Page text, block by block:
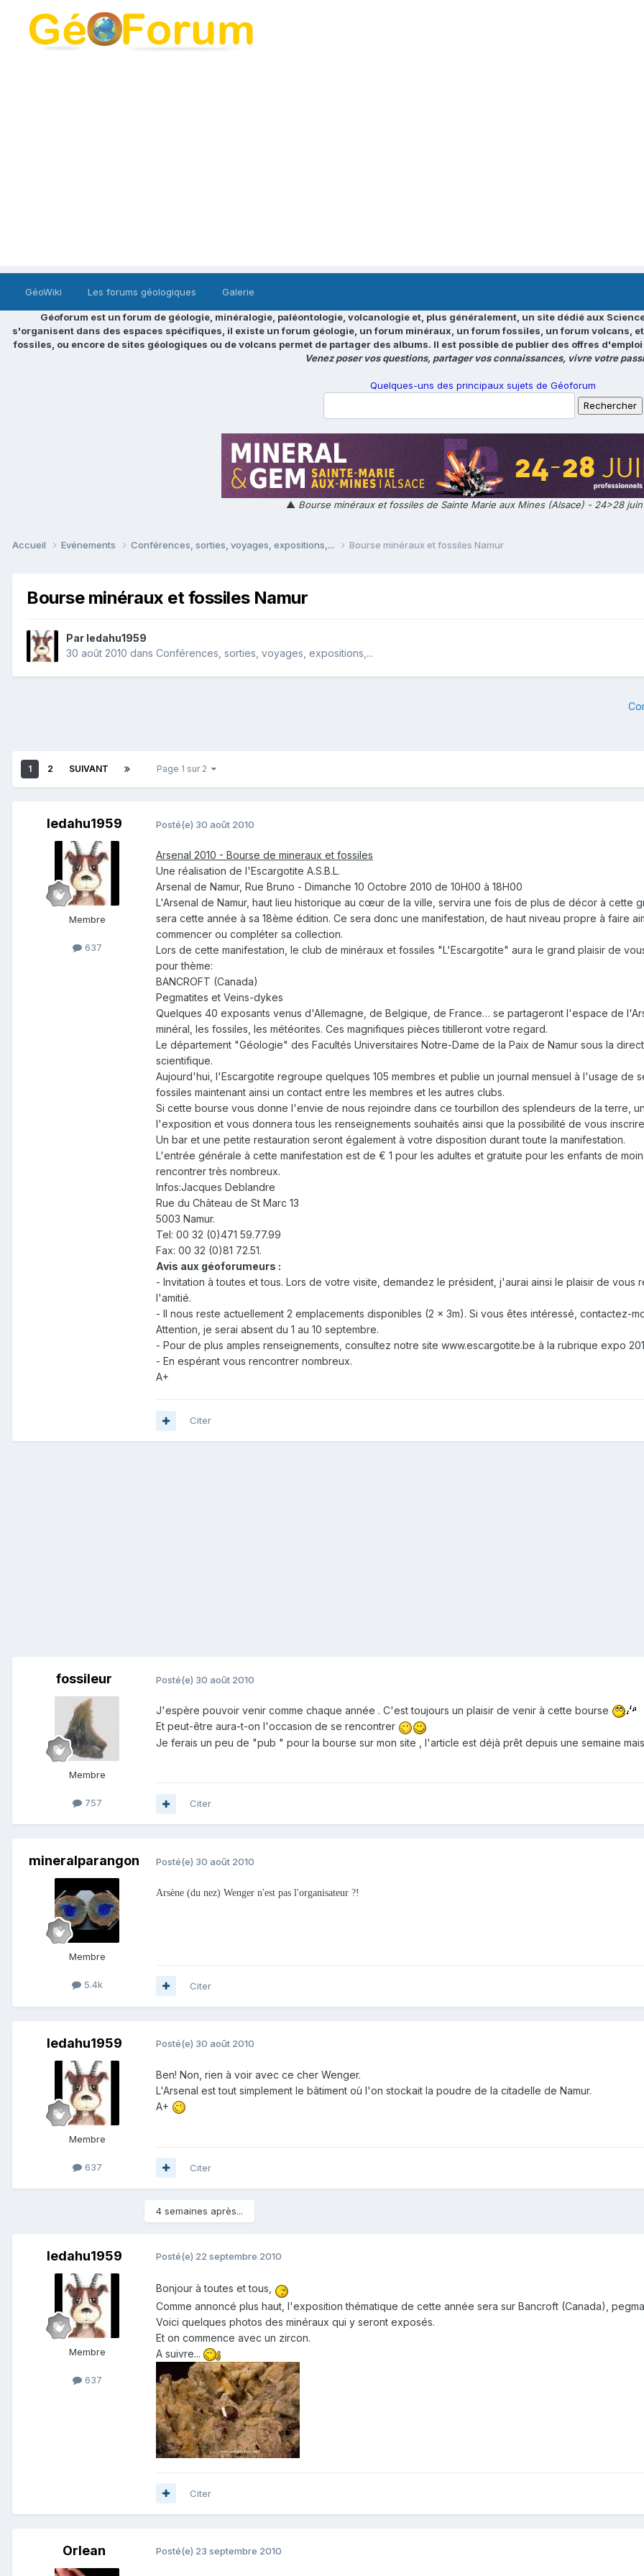
GéoWiki Les forums géologiques Galerie
Géoforum est un forum de géologie, minéralogie, paléontologie, volcanologie et, plus généralement, un site dédié aux
s'organisent dans des espaces spécifiques, il existe un forum géologie, un forum minéraux, un forum fossiles, un forum volcans,
fossiles, ou encore de sites géologiques ou de volcans permet de partager des albums. Il est possible de publier des offres
Venez poser vos questions, partager vos connaissances, vivre votre
Quelques-uns des principaux sujets de Géoforum
▲ Bourse minéraux et fossiles de Sainte Marie aux Mines (Alsace) - 24>28
Accueil Evénements Conférences, sorties, voyages, expositions,... Bourse minéraux et fossiles Namur
Bourse minéraux et fossiles Namur
Par ledahu1959
30 août 2010 dans Conférences, sorties, voyages, expositions,...
1 2 SUIVANT Page 1 sur 2
ledahu1959
Membre
637
Posté(e) 30 août 2010
Arsenal 2010 - Bourse de mineraux et fossiles
Une réalisation de l'Escargotite A.S.B.L.
Arsenal de Namur, Rue Bruno - Dimanche 10 Octobre 2010 de 10H00 à 18H00
L'Arsenal de Namur, haut lieu historique au cœur de la ville, servira une fois de plus de décor à cette
sera cette année à sa 18ème édition. Ce sera donc une manifestation, de haut niveau propre à faire
commencer ou compléter sa collection.
Lors de cette manifestation, le club de minéraux et fossiles "L'Escargotite" aura le grand plaisir de
pour thème:
BANCROFT (Canada)
Pegmatites et Veins-dykes
Quelques 40 exposants venus d'Allemagne, de Belgique, de France… se partageront l'espace de
minéral, les fossiles, les météorites. Ces magnifiques pièces titilleront votre regard.
Le département "Géologie" des Facultés Universitaires Notre-Dame de la Paix de Namur sous la
scientifique.
Aujourd'hui, l'Escargotite regroupe quelques 105 membres et publie un journal mensuel à l'usage de
fossiles maintenant ainsi un contact entre les membres et les autres clubs.
Si cette bourse vous donne l'envie de nous rejoindre dans ce tourbillon des splendeurs de la terre,
l'exposition et vous donnera tous les renseignements souhaités ainsi que la possibilité de vous
Un bar et une petite restauration seront également à votre disposition durant toute la manifestation.
L'entrée générale à cette manifestation est de € 1 pour les adultes et gratuite pour les enfants de
rencontrer très nombreux.
Infos:Jacques Deblandre
Rue du Château de St Marc 13
5003 Namur.
Tel: 00 32 (0)471 59.77.99
Fax: 00 32 (0)81 72.51.
Avis aux géoforumeurs :
- Invitation à toutes et tous. Lors de votre visite, demandez le président, j'aurai ainsi le plaisir de
l'amitié.
- Il nous reste actuellement 2 emplacements disponibles (2 x 3m). Si vous êtes intéressé, contactez-
Attention, je serai absent du 1 au 10 septembre.
- Pour de plus amples renseignements, consultez notre site www.escargotite.be à la rubrique expo
- En espérant vous rencontrer nombreux.
A+
Citer
fossileur
Membre
757
Posté(e) 30 août 2010
J'espère pouvoir venir comme chaque année . C'est toujours un plaisir de venir à cette bourse
Et peut-être aura-t-on l'occasion de se rencontrer
Je ferais un peu de "pub " pour la bourse sur mon site , l'article est déjà prêt depuis une semaine
Citer
mineralparangon
Membre
5.4k
Posté(e) 30 août 2010
Arsène (du nez) Wenger n'est pas l'organisateur ?!
Citer
ledahu1959
Membre
637
Posté(e) 30 août 2010
Ben! Non, rien à voir avec ce cher Wenger.
L'Arsenal est tout simplement le bâtiment où l'on stockait la poudre de la citadelle de Namur.
A+
Citer
4 semaines après...
ledahu1959
Membre
637
Posté(e) 22 septembre 2010
Bonjour à toutes et tous,
Comme annoncé plus haut, l'exposition thématique de cette année sera sur Bancroft (Canada),
Voici quelques photos des minéraux qui y seront exposés.
Et on commence avec un zircon.
A suivre...
Citer
Orlean Posté(e) 23 septembre 2010